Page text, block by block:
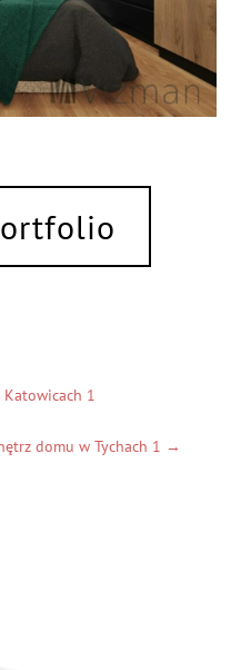
1
domu w Tychach 1 →